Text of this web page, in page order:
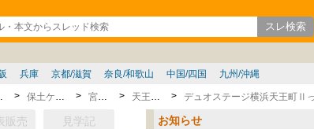
兵庫 京都/滋賀 奈良/和歌山 中国/四国 九州/沖縄
保土ケ谷区 宮田町 天王町駅 デュオステージ横浜天王町Ⅱ
販売 見学記 お知らせ